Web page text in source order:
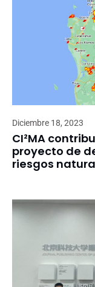
Diciembre 18, 2023
CI²MA
proyecto de
riesgos